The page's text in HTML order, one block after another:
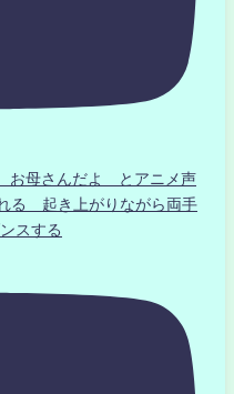
母さんだよ とアニメ声
る 起き上がりながら両手
スする